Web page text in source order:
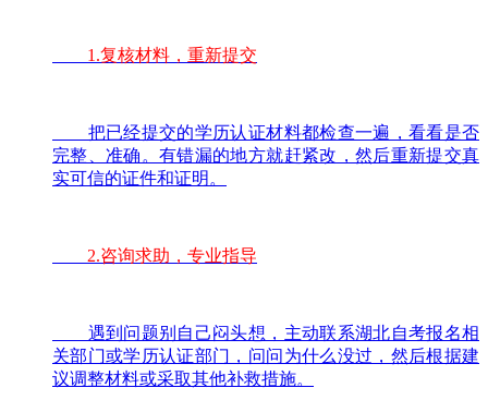
1.复核材料，重新提交
把已经提交的学历认证材料都检查一遍，看看是否
完整、准确。有错漏的地方就赶紧改，然后重新提交真
实可信的证件和证明。
2.咨询求助，专业指导
遇到问题别自己闷头想，主动联系湖北自考报名相
关部门或学历认证部门，问问为什么没过，然后根据建
议调整材料或采取其他补救措施。